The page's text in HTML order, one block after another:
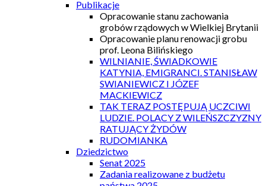
Publikacje
Opracowanie stanu zachowania
grobów rządowych w Wielkiej Brytanii
Opracowanie planu renowacji grobu
prof. Leona Bilińskiego
WILNIANIE, ŚWIADKOWIE
KATYNIA, EMIGRANCI. STANISŁAW
SWIANIEWICZ I JÓZEF
MACKIEWICZ
TAK TERAZ POSTĘPUJĄ UCZCIWI
LUDZIE. POLACY Z WILEŃSZCZYZNY
RATUJĄCY ŻYDÓW
RUDOMIANKA
Dziedzictwo
Senat 2025
Zadania realizowane z budżetu